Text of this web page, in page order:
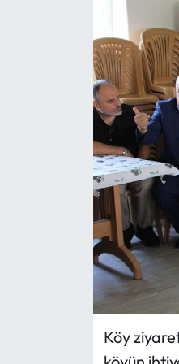
Köy
Ekonomi
İskilip Haberleri
Kargı Haberleri
Kimdir?
Kültür Sanat
Laçin Haberleri